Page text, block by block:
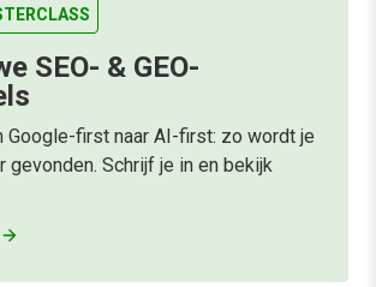
SEO- & GEO-
Google-first naar AI-first: zo wordt je
gevonden. Schrijf je in en bekijk